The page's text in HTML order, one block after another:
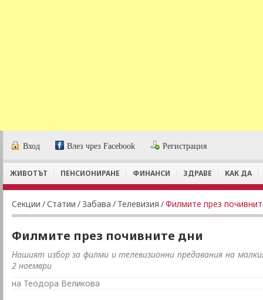
Вход Влез чрез Facebook Регистрация
ЖИВОТЪТ ПЕНСИОНИРАНЕ ФИНАНСИ ЗДРАВЕ КАК ДА
Секции /Статии / Забава / Телевизия /Филмите през
Филмите през почивните дни
Нашият избор за филми и телевизионни предавания на
2 ноември
на Теодора Великова